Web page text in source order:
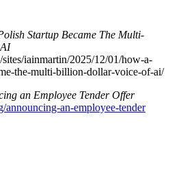
Startup Became The Multi-
iainmartin/2025/12/01/how-a-
the-multi-billion-dollar-voice-of-ai/
an Employee Tender Offer
announcing-an-employee-tender